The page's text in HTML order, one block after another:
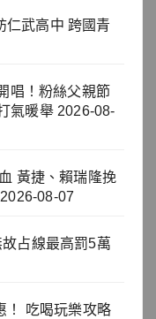
仁武高中 跨國青
唱！粉絲父親節
氣暖舉 2026-08-
黃捷、賴瑞隆挽
2026-08-07
占線最高罰5萬
！ 吃喝玩樂攻略